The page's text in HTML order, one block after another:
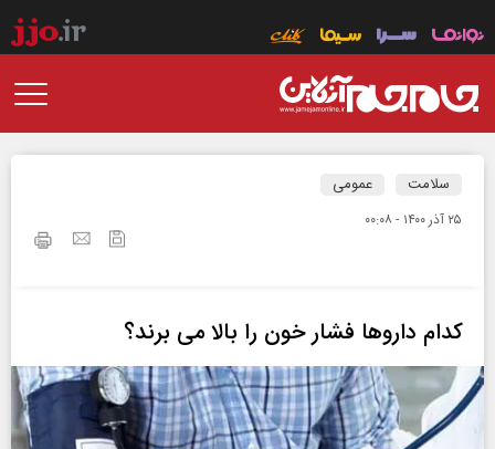
سلامت عمومی
۲۵ آذر ۱۴۰۰ - ۰۰:۰۸
کدام داروها فشار خون را بالا می برند؟